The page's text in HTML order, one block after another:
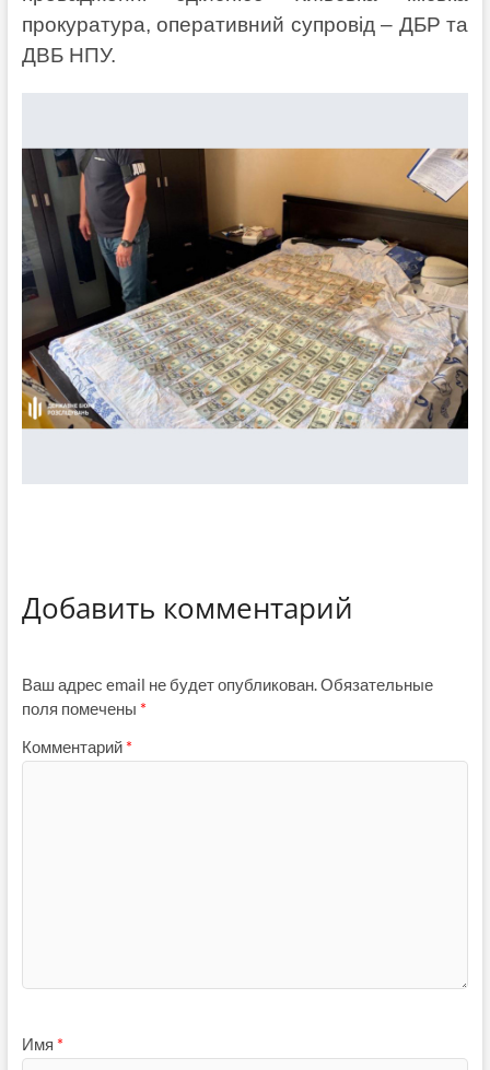
прокуратура, оперативний супровід – ДБР та
ДВБ НПУ.
Добавить комментарий
Ваш адрес email не будет опубликован. Обязательные
поля помечены *
Комментарий *
Имя *